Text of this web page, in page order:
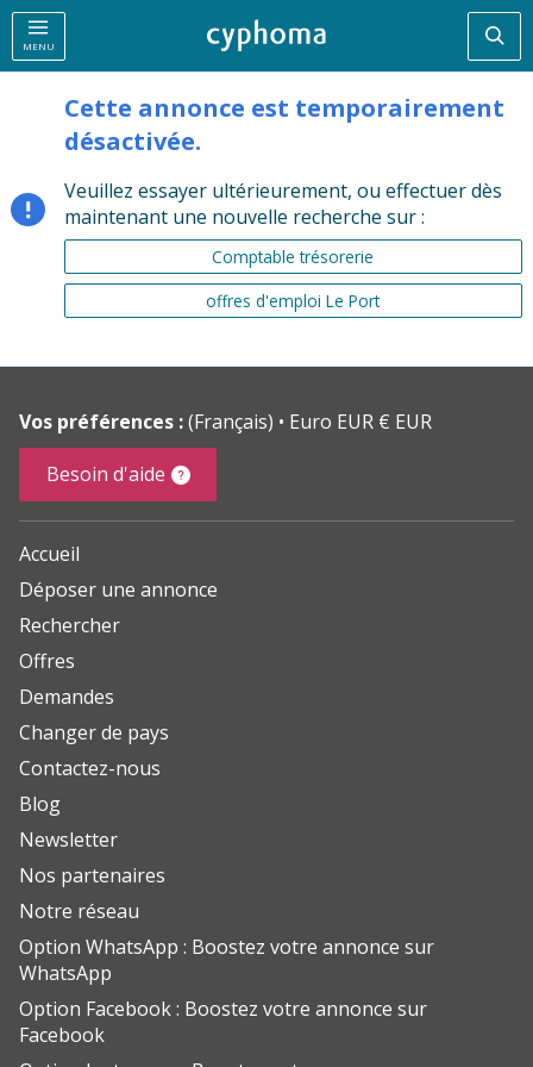
MENU
Cette annonce est temporairement
désactivée.
Veuillez essayer ultérieurement, ou effectuer dès
maintenant une nouvelle recherche sur :
Comptable trésorerie
offres d'emploi Le Port
Vos préférences :(Français)
Euro EUR € EUR
Besoin d'aide
Accueil
Déposer une annonce
Rechercher
Offres
Demandes
Changer de pays
Contactez-nous
Blog
Newsletter
Nos partenaires
Notre réseau
Option WhatsApp : Boostez votre annonce sur
WhatsApp
Option Facebook : Boostez votre annonce sur
Facebook